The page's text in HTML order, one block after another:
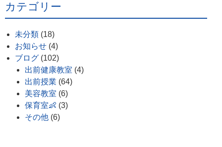
カテゴリー
未分類 (18)
お知らせ (4)
ブログ (102)
出前健康教室 (4)
出前授業 (64)
美容教室 (6)
保育室👶 (3)
その他 (6)